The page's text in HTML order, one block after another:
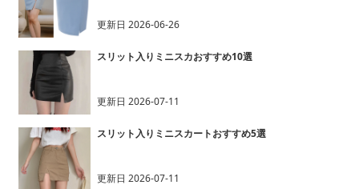
更新日 2026-06-26
スリット入りミニスカおすすめ10選
更新日 2026-07-11
スリット入りミニスカートおすすめ5選
更新日 2026-07-11